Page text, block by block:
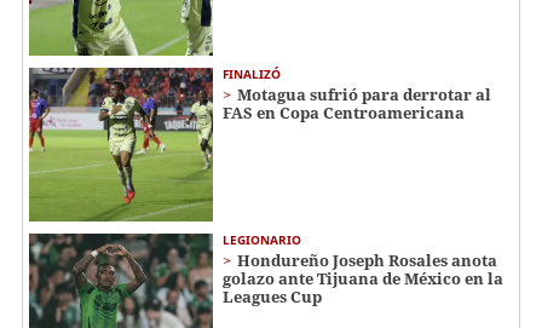
FINALIZÓ
Motagua sufrió para derrotar al
FAS en Copa Centroamericana
LEGIONARIO
Hondureño Joseph Rosales anota
golazo ante Tijuana de México en la
Leagues Cup